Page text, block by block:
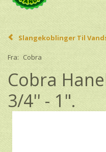
Slangekoblinger Til
Fra: Cobra
Cobra
3/4'' - 1".